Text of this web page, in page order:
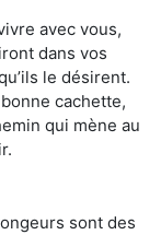
avec vous,
dans vos
le désirent.
cachette,
qui mène au
sont des